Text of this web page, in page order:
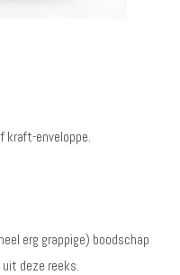
kraft-enveloppe.
erg grappige) boodschap
deze reeks.